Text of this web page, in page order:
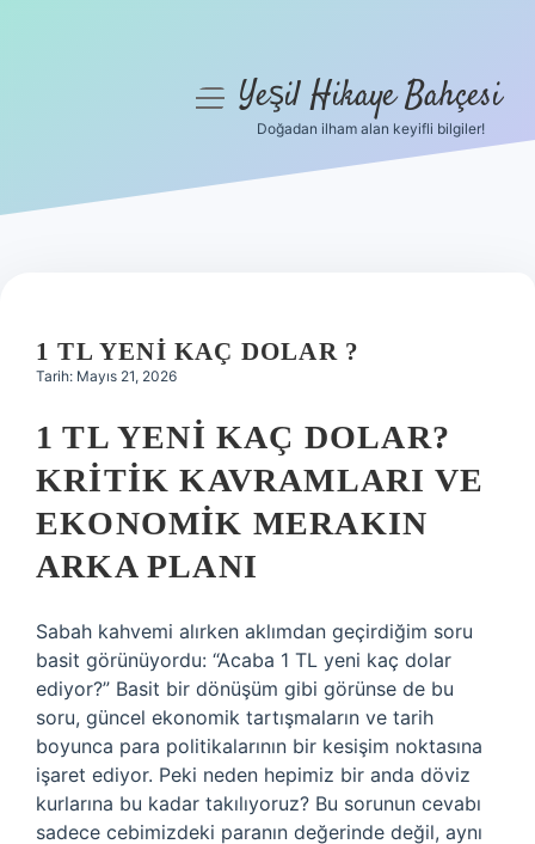
Hakkımızda
menüyüYeşil Hikaye Bahçesi
Doğadan ilham alan keyifli bilgiler!
1 TL YENI KAÇ DOLAR ?
Tarih: Mayıs 21, 2026
1 TL YENI KAÇ DOLAR?
KRITIK KAVRAMLARI VE
EKONOMIK MERAKIN
ARKA PLANI
Sabah kahvemi alırken aklımdan geçirdiğim soru
basit görünüyordu: “Acaba 1 TL yeni kaç dolar
ediyor?” Basit bir dönüşüm gibi görünse de bu
soru, güncel ekonomik tartışmaların ve tarih
boyunca para politikalarının bir kesişim noktasına
işaret ediyor. Peki neden hepimiz bir anda döviz
kurlarına bu kadar takılıyoruz? Bu sorunun cevabı
sadece cebimizdeki paranın değerinde değil, aynı